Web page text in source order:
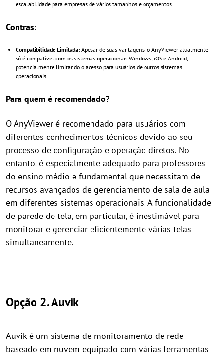
escalabilidade para empresas de vários tamanhos e orçamentos.
Contras:
Compatibilidade Limitada: Apesar de suas vantagens, o AnyViewer atualmente
só é compatível com os sistemas operacionais Windows, iOS e Android,
potencialmente limitando o acesso para usuários de outros sistemas
operacionais.
Para quem é recomendado?
O AnyViewer é recomendado para usuários com
diferentes conhecimentos técnicos devido ao seu
processo de configuração e operação diretos. No
entanto, é especialmente adequado para professores
do ensino médio e fundamental que necessitam de
recursos avançados de gerenciamento de sala de aula
em diferentes sistemas operacionais. A funcionalidade
de parede de tela, em particular, é inestimável para
monitorar e gerenciar eficientemente várias telas
simultaneamente.
Opção 2. Auvik
Auvik é um sistema de monitoramento de rede
baseado em nuvem equipado com várias ferramentas